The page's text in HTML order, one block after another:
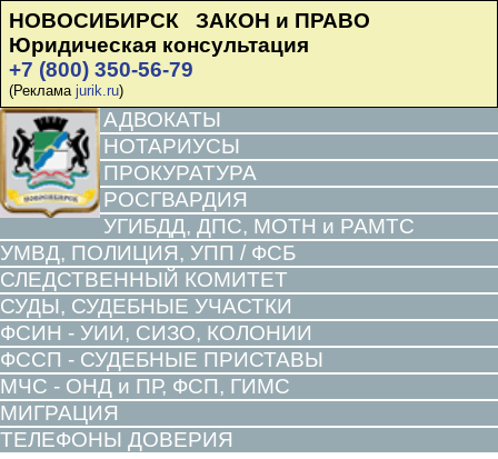
НОВОСИБИРСК ЗАКОН и ПРАВО
Юридическая консультация
+7 (800) 350-56-79
(Реклама jurik.ru)
АДВОКАТЫ
НОТАРИУСЫ
ПРОКУРАТУРА
РОСГВАРДИЯ
УГИБДД, ДПС, МОТН и РАМТС
УМВД, ПОЛИЦИЯ, УПП / ФСБ
СЛЕДСТВЕННЫЙ КОМИТЕТ
СУДЫ, СУДЕБНЫЕ УЧАСТКИ
ФСИН - УИИ, СИЗО, КОЛОНИИ
ФССП - СУДЕБНЫЕ ПРИСТАВЫ
МЧС - ОНД и ПР, ФСП, ГИМС
МИГРАЦИЯ
ТЕЛЕФОНЫ ДОВЕРИЯ